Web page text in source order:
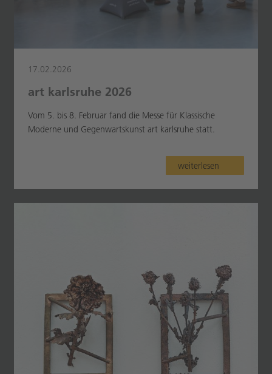
17.02.2026
art karlsruhe 2026
Vom 5. bis 8. Februar fand die Messe für Klassische
Moderne und Gegenwartskunst art karlsruhe statt.
weiterlesen